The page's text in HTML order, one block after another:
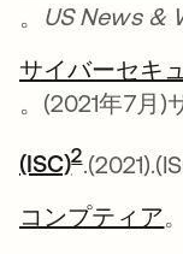
新しいタブで
。 US News &
サイバーセキ
新しいタブで
。(2021年7月)
(ISC)2 新しい
コンプティア